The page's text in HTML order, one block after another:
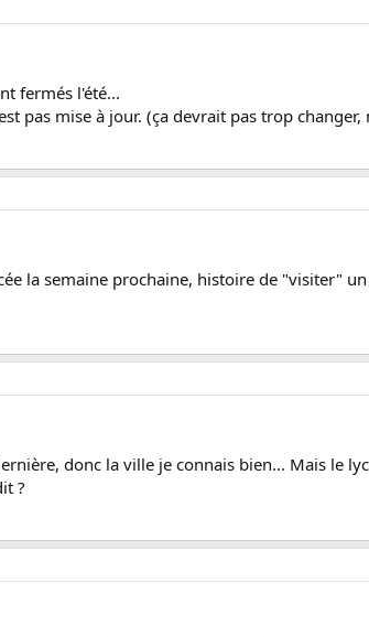
fermés l'été...
pas mise à jour. (ça devrait pas trop changer,
la semaine prochaine, histoire de "visiter"
donc la ville je connais bien... Mais le
?